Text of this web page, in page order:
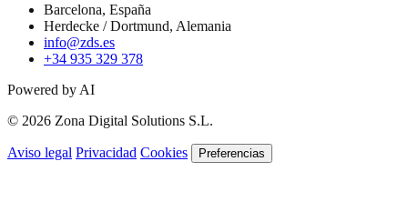
Barcelona, España
Herdecke / Dortmund, Alemania
info@zds.es
+34 935 329 378
Powered by AI
© 2026 Zona Digital Solutions S.L.
Aviso legal Privacidad Cookies Preferencias